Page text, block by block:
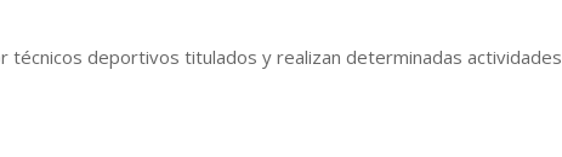
técnicos deportivos titulados y realizan determinadas actividades